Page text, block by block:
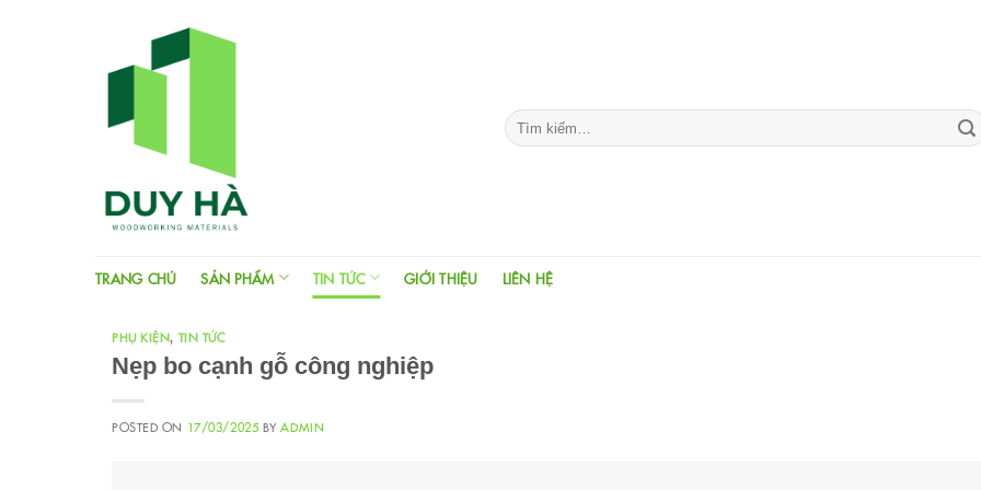
Tìm
kiếm:
TRANG CHỦ SẢN PHẨM TIN TỨC GIỚI THIỆU LIÊN HỆ
PHỤ KIỆN, TIN TỨC
Nẹp bo cạnh gỗ công nghiệp
POSTED ON 17/03/2025 BYADMIN